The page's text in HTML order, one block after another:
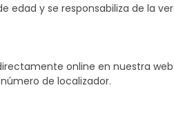
edad y se responsabiliza de la
online en nuestra
de localizador.